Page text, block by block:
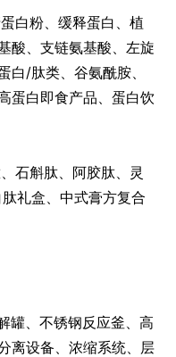
白粉、缓释蛋白、植
酸、支链氨基酸、左旋
白/肽类、谷氨酰胺、
蛋白即食产品、蛋白饮
石斛肽、阿胶肽、灵
礼盒、中式膏方复合
罐、不锈钢反应釜、高
离设备、浓缩系统、层